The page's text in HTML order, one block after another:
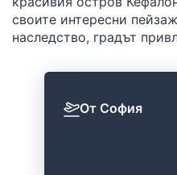
своите интересни
наследство, градът
От София